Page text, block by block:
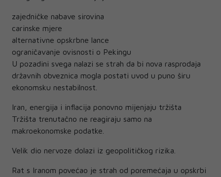
zajedničke nabave sirovina
carinske mjere
alternativne opskrbne lance
ograničavanje ovisnosti o Pekingu
U pozadini svega nalazi se strah da bi nova rasprodaja
državnih obveznica mogla postati uvod u puno širu
ekonomsku nestabilnost.
Iran, energija i inflacija ponovno mijenjaju tržišta
Tržišta trenutačno ne reagiraju samo na
makroekonomske podatke.
Velik dio nervoze dolazi iz geopolitičkog rizika.
Rat s Iranom povećao je strah od poremećaja u opskrbi